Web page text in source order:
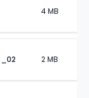
4 MB
2 MB